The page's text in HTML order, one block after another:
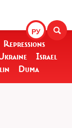
РУ
Repressions
Israel
Duma